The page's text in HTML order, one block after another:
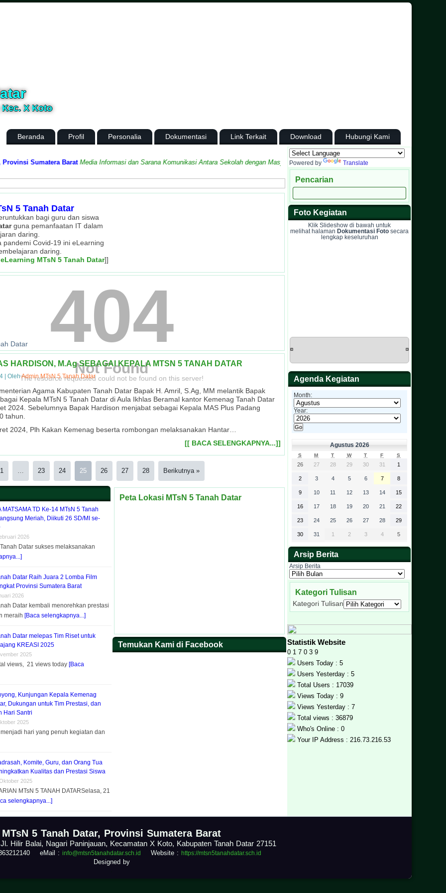
X Koto
Beranda Profil Personalia Dokumentasi Link Terkait Download Hubungi Kami
Sumatera Barat Media Informasi dan Sarana Komunikasi Antara Sekolah dengan Masyarakat
5 Tanah Datar
bagi guru dan siswa
guna pemanfaatan IT dalam
daring.
pandemi Covid-19 ini eLearning
daring.
MTsN 5 Tanah Datar]]
Datar
HARDISON, M.Ag SEBAGAI KEPALA MTSN 5 TANAH DATAR
OlehAdmin MTsN 5 Tanah Datar
Agama Kabupaten Tanah Datar Bapak H. Amril, S.Ag, MM melantik Bapak
Kepala MTsN 5 Tanah Datar di Aula Ikhlas Beramal kantor Kemenag Tanah Datar
2024. Sebelumnya Bapak Hardison menjabat sebagai Kepala MAS Plus Padang
tahun.
2024, Plh Kakan Kemenag beserta rombongan melaksanakan Hantar…
[[ BACA SELENGKAPNYA...]]
1 … 23 24 25 26 27 28 Berikutnya »
MATSAMA TD Ke-14 MTsN 5 Tanah
Meriah, Diikuti 26 SD/MI se-
2026
Datar sukses melaksanakan
Datar Raih Juara 2 Lomba Film
Provinsi Sumatera Barat
2026
Datar kembali menorehkan prestasi
meraih [Baca selengkapnya...]
Datar melepas Tim Riset untuk
KREASI 2025
2025
views, 21 views today [Baca
Kunjungan Kepala Kemenag
Dukungan untuk Tim Prestasi, dan
Hari Santri
2025
hari yang penuh kegiatan dan
Komite, Guru, dan Orang Tua
Kualitas dan Prestasi Siswa
2025
MTsN 5 TANAH DATARSelasa, 21
selengkapnya...]
Peta Lokasi MTsN 5 Tanah Datar
Temukan Kami di Facebook
Powered by Translate
Pencarian
Foto Kegiatan
Klik Slideshow di bawah untuk
melihat halaman Dokumentasi Foto secara
lengkap keseluruhan
Agenda Kegiatan
Month:
Year:
Agustus 2026
S M T W T F S
26 27 28 29 30 31 1
2 3 4 5 6 7 8
9 10 11 12 13 14 15
16 17 18 19 20 21 22
23 24 25 26 27 28 29
30 31 1 2 3 4 5
Arsip Berita
Arsip Berita
Kategori Tulisan
Kategori Tulisan
Statistik Website
0 1 7 0 3 9
Users Today : 5
Users Yesterday : 5
Total Users : 17039
Views Today : 9
Views Yesterday : 7
Total views : 36879
Who's Online : 0
Your IP Address : 216.73.216.53
MTsN 5 Tanah Datar, Provinsi Sumatera Barat
Hilir Balai, Nagari Paninjauan, Kecamatan X Koto, Kabupaten Tanah Datar 27151
eMail : info@mtsn5tanahdatar.sch.id Website : https://mtsn5tanahdatar.sch.id
Designed by
404
Not Found
The resource requested could not be found on this server!